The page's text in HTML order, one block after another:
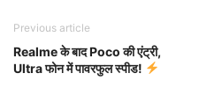
Previous article
Realme के बाद Poco की एंट्री,
Ultra फोन में पावरफुल स्पीड!